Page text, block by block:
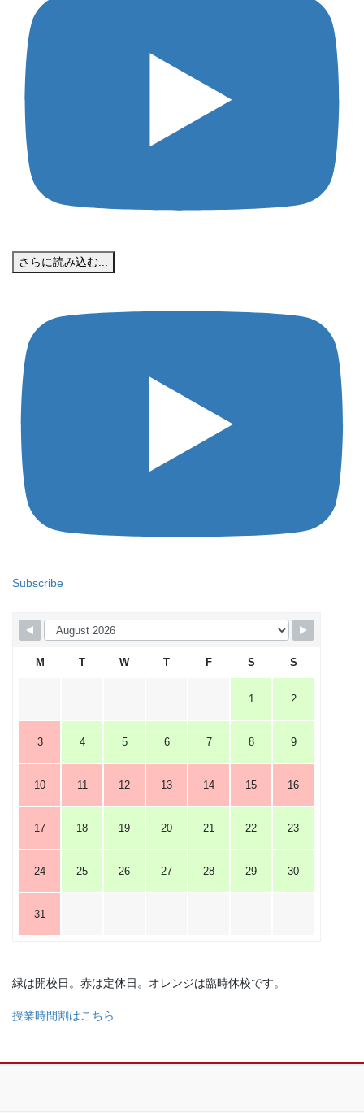
さらに読み込む...
Subscribe
M T W T F S S
1 2
3 4 5 6 7 8 9
10 11 12 13 14 15 16
17 18 19 20 21 22 23
24 25 26 27 28 29 30
31
緑は開校日。赤は定休日。オレンジは臨時休校です。
授業時間割はこちら